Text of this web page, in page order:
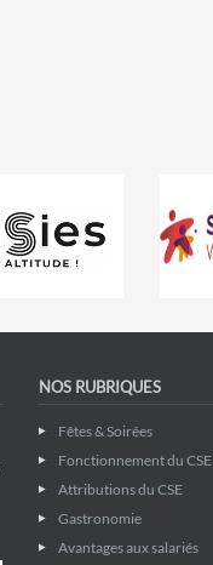
NOS RUBRIQUES
Fêtes & Soirées
Fonctionnement du CSE
Attributions du CSE
Gastronomie
Avantages aux salariés